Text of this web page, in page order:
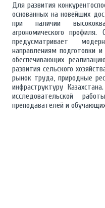
Для развития
основанных на новейших
при наличии
агрономического профиля.
предусматривает
направлениям подготовки
обеспечивающих
развития сельского
рынок труда, природные
инфраструктуру
исследовательской
преподавателей и